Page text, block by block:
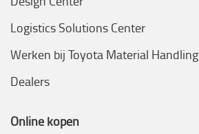
Logistics Solutions Center
Werken bij Toyota Material Handling
Dealers
Online kopen